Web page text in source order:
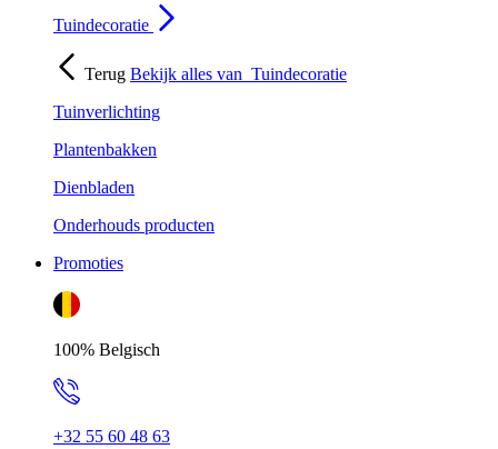
Tuindecoratie
Terug Bekijk alles van Tuindecoratie
Tuinverlichting
Plantenbakken
Dienbladen
Onderhouds producten
Promoties
100% Belgisch
+32 55 60 48 63